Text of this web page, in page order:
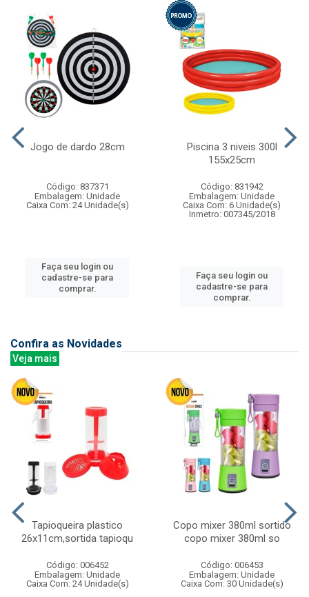
Jogo de dardo 28cm
Código: 837371
Embalagem: Unidade
Caixa Com: 24 Unidade(s)
Faça seu login ou
cadastre-se para
comprar.
Piscina 3 niveis 300l
155x25cm
Código: 831942
Embalagem: Unidade
Caixa Com: 6 Unidade(s)
Inmetro: 007345/2018
Faça seu login ou
cadastre-se para
comprar.
Confira as Novidades
Veja mais
Tapioqueira plastico
26x11cm,sortida tapioqu
Código: 006452
Embalagem: Unidade
Caixa Com: 24 Unidade(s)
Copo mixer 380ml sortido
copo mixer 380ml so
Código: 006453
Embalagem: Unidade
Caixa Com: 30 Unidade(s)